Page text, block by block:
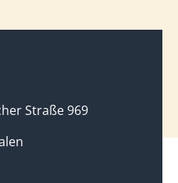
Straße 969